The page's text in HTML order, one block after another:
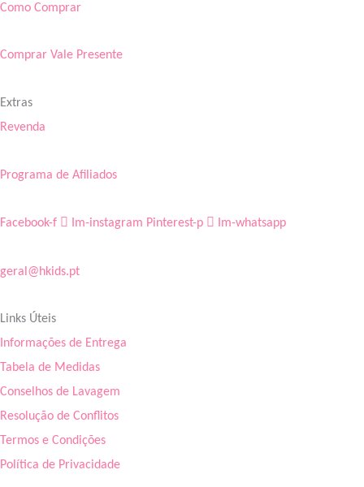
Como Comprar
Comprar Vale Presente
Extras
Revenda
Programa de Afiliados
Facebook-f Im-instagram Pinterest-p Im-whatsapp
geral@hkids.pt
Links Úteis
Informações de Entrega
Tabela de Medidas
Conselhos de Lavagem
Resolução de Conflitos
Termos e Condições
Política de Privacidade